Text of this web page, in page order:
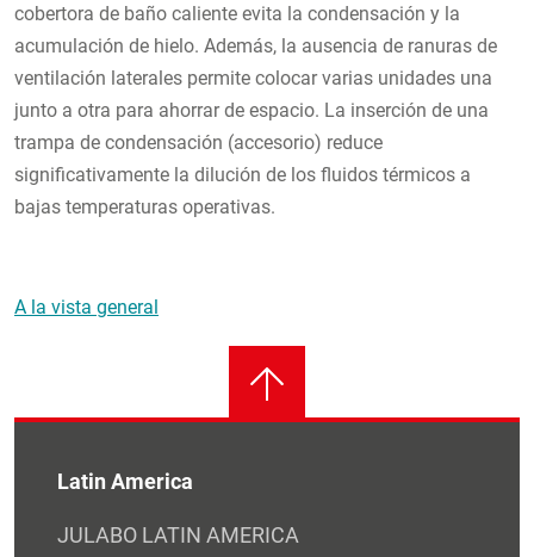
cobertora de baño caliente evita la condensación y la
acumulación de hielo. Además, la ausencia de ranuras de
ventilación laterales permite colocar varias unidades una
junto a otra para ahorrar de espacio. La inserción de una
trampa de condensación (accesorio) reduce
significativamente la dilución de los fluidos térmicos a
bajas temperaturas operativas.
A la vista general
Latin America
JULABO LATIN AMERICA